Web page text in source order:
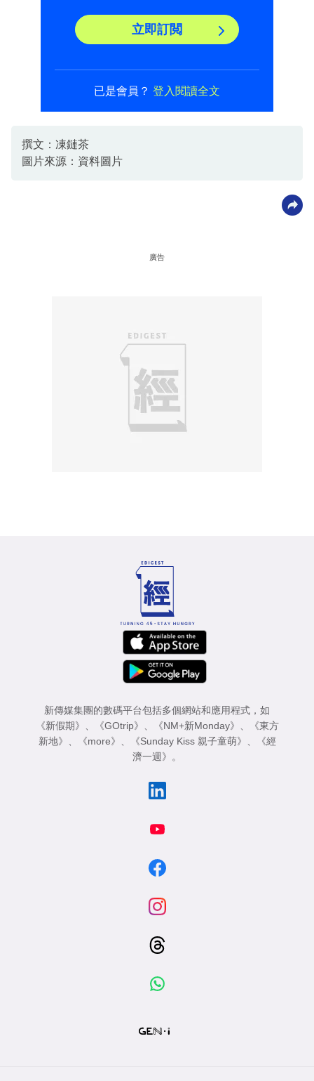
立即訂閲
已是會員？ 登入閱讀全文
撰文：凍鏈茶
圖片來源：資料圖片
廣告
新傳媒集團的數碼平台包括多個網站和應用程式，如
《新假期》
《GOtrip》 《NM+新Monday》
《東方
新地》
《more》 《Sunday Kiss 親子童萌》
《經
濟一週》
。